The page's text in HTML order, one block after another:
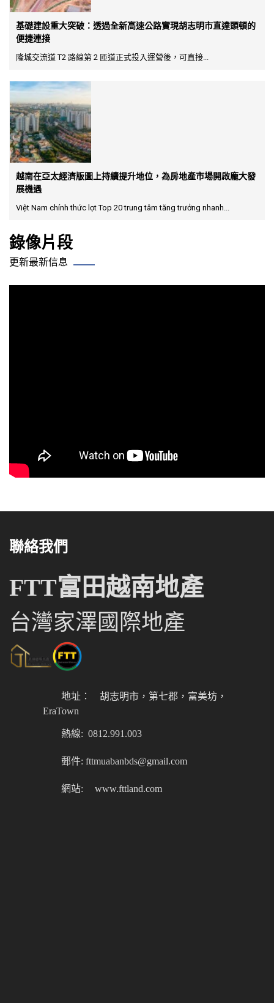
基礎建設重大突破：透過全新高速公路實現胡志明市直達頭頓的
便捷連接
隆城交流道 T2 路線第 2 匝道正式投入運營後，可直接...
越南在亞太經濟版圖上持續提升地位，為房地產市場開啟龐大發
展機遇
Việt Nam chính thức lọt Top 20 trung tâm tăng trưởng nhanh...
錄像片段
更新最新信息
聯絡我們
FTT富田越南地產
台灣家澤國際地產
地址：
胡志明市，第七郡，富美坊，
EraTown
熱線: 0812.991.003
郵件: fttmuabanbds@gmail.com
網站: www.fttland.com